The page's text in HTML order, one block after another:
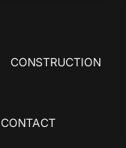
CONSTRUCTION
CONTACT